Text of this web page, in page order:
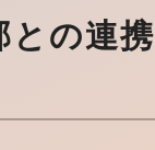
との連携